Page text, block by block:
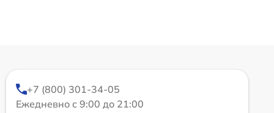
+7 (800) 301-34-05
Ежедневно с 9:00 до 21:00